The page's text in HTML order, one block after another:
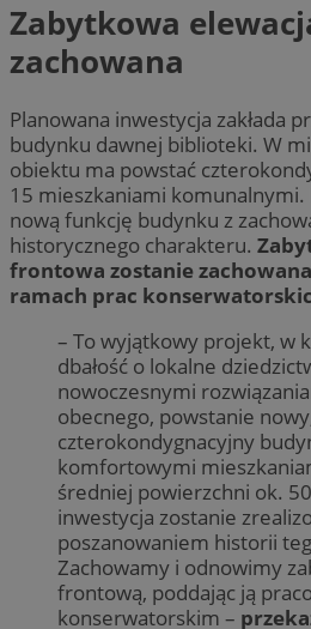
Zabytkowa
zachowana
Planowana inwestycja zakłada
budynku dawnej biblioteki. W
obiektu ma powstać
15 mieszkaniami komunalnymi.
nową funkcję budynku z
historycznego charakteru.
frontowa zostanie
ramach prac
– To wyjątkowy projekt, w
dbałość o lokalne
nowoczesnymi
obecnego, powstanie
czterokondygnacyjny
komfortowymi
średniej powierzchni ok.
inwestycja zostanie
poszanowaniem historii
Zachowamy i odnowimy
frontową, poddając ją
konserwatorskim –